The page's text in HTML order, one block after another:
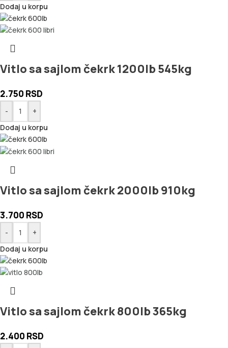
Dodaj u korpu
Vitlo sa sajlom čekrk 1200lb 545kg
2.750 RSD
-
+
Dodaj u korpu
Vitlo sa sajlom čekrk 2000lb 910kg
3.700 RSD
-
+
Dodaj u korpu
Vitlo sa sajlom čekrk 800lb 365kg
2.400 RSD